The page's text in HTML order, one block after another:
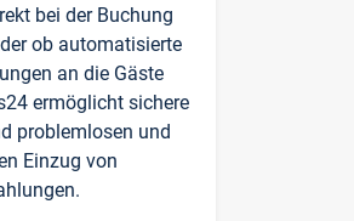
bei der Buchung
ob automatisierte
an die Gäste
ermöglicht sichere
problemlosen und
Einzug von